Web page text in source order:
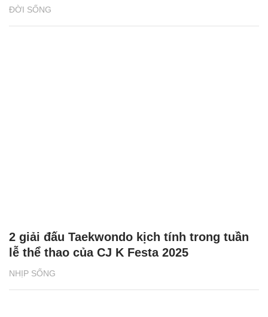
ĐỜI SỐNG
NHỊP SỐNG
2 giải đấu Taekwondo kịch tính trong tuần
lễ thể thao của CJ K Festa 2025